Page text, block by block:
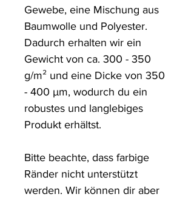
Gewebe, eine Mischung aus
Baumwolle und Polyester.
Dadurch erhalten wir ein
Gewicht von ca. 300 - 350
g/m² und eine Dicke von 350
- 400 µm, wodurch du ein
robustes und langlebiges
Produkt erhältst.
Bitte beachte, dass farbige
Ränder nicht unterstützt
werden. Wir können dir aber